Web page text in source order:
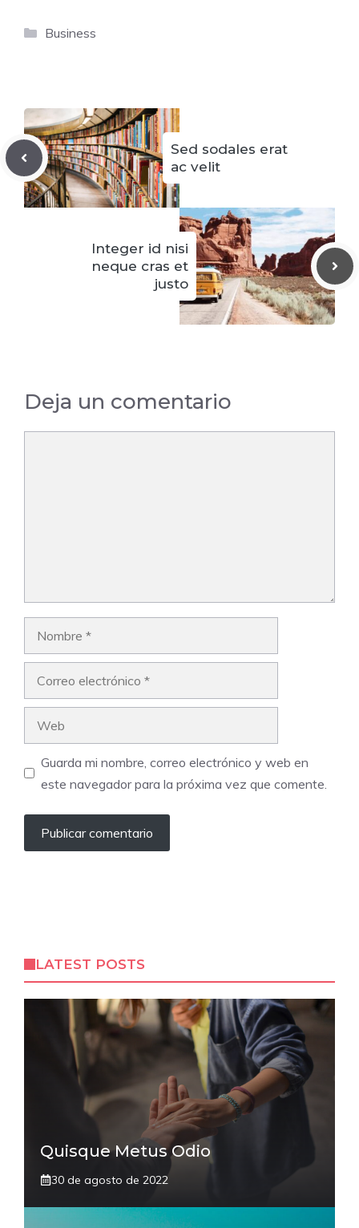
Categorías
Business
Sed sodales erat
ac velit
Integer id nisi
neque cras et
justo
Deja un comentario
Guarda mi nombre, correo electrónico y web en
este navegador para la próxima vez que comente.
LATEST POSTS
Quisque Metus Odio
30 de agosto de 2022